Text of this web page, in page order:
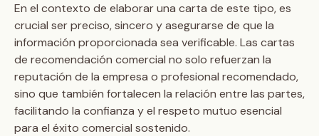
En el contexto de elaborar una carta de este tipo, es
crucial ser preciso, sincero y asegurarse de que la
información proporcionada sea verificable. Las cartas
de recomendación comercial no solo refuerzan la
reputación de la empresa o profesional recomendado,
sino que también fortalecen la relación entre las partes,
facilitando la confianza y el respeto mutuo esencial
para el éxito comercial sostenido.